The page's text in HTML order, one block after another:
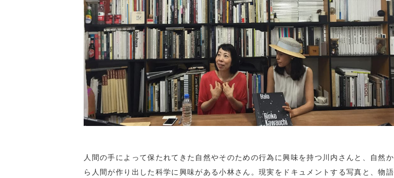
人間の手によって保たれてきた自然やそのための行為に興味を持つ川内さんと、自然か
ら人間が作り出した科学に興味がある小林さん。現実をドキュメントする写真と、物語